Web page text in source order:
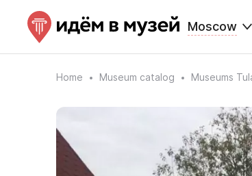
Moscow
Home Museum catalog Museums